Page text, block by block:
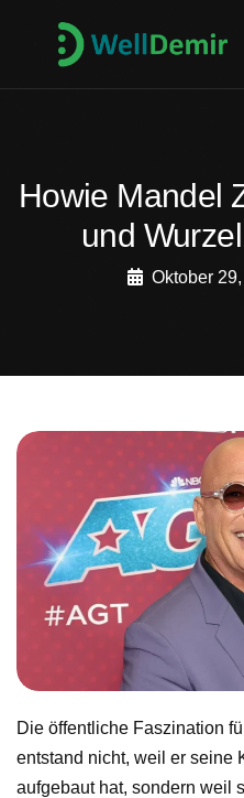
Howie Mandel
und
Oktober
Die öffentliche Faszination
entstand nicht, weil er seine
aufgebaut hat, sondern weil